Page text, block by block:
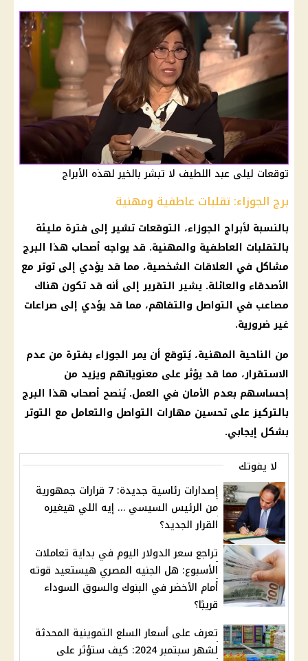
توقعات ليلى عبد اللطيف لا تبشر بالخير لهذه الأبراج
برج الجوزاء: تقلبات عاطفية ومهنية
بالنسبة لأبراج الجوزاء، التوقعات تشير إلى فترة مليئة
بالتقلبات العاطفية والمهنية. قد يواجه أصحاب هذا البرج
مشاكل في العلاقات الشخصية، مما قد يؤدي إلى توتر مع
الأصدقاء والعائلة. يشير التقرير إلى أنه قد تكون هناك
مصاعب في التواصل والتفاهم، مما قد يؤدي إلى صراعات
غير ضرورية.
من الناحية المهنية، يُتوقع أن يمرالجوزاء بفترة من عدم
الاستقرار، مما قد يؤثر على معنوياتهم ويزيد من
إحساسهم بعدم الأمان في العمل. يُنصح أصحاب هذا البرج
بالتركيز على تحسين مهارات التواصل والتعامل مع التوتر
بشكل إيجابي.
لا يفوتك
إصدارات رئاسية جديدة: 7 قرارات جمهورية
من الرئيس السيسي … إيه اللي هيغيره
القرار الجديد؟
تراجع سعر الدولار اليوم في بداية تعاملات
الأسبوع: هل الجنيه المصري هيستعيد قوته
أمام الأخضر في البنوك والسوق السوداء
قريبًا؟
تعرف على أسعار السلع التموينية المحدثة
لشهر سبتمبر 2024: كيف ستؤثر على